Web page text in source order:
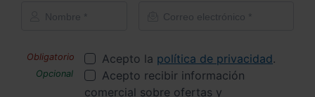
Acepto la política de privacidad.
Acepto recibir información
comercial sobre ofertas y